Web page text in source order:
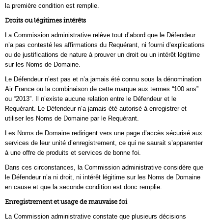
la première condition est remplie.
Droits ou légitimes intérêts
La Commission administrative relève tout d’abord que le Défendeur
n’a pas contesté les affirmations du Requérant, ni fourni d’explications
ou de justifications de nature à prouver un droit ou un intérêt légitime
sur les Noms de Domaine.
Le Défendeur n’est pas et n’a jamais été connu sous la dénomination
Air France ou la combinaison de cette marque aux termes “100 ans”
ou “2013”. Il n’existe aucune relation entre le Défendeur et le
Requérant. Le Défendeur n’a jamais été autorisé à enregistrer et
utiliser les Noms de Domaine par le Requérant.
Les Noms de Domaine redirigent vers une page d’accès sécurisé aux
services de leur unité d’enregistrement, ce qui ne saurait s’apparenter
à une offre de produits et services de bonne foi.
Dans ces circonstances, la Commission administrative considère que
le Défendeur n’a ni droit, ni intérêt légitime sur les Noms de Domaine
en cause et que la seconde condition est donc remplie.
Enregistrement et usage de mauvaise foi
La Commission administrative constate que plusieurs décisions